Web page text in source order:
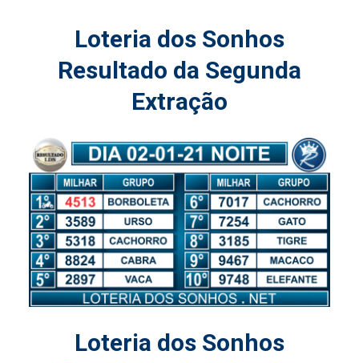
Loteria dos Sonhos
Resultado da Segunda
Extração
Loteria dos Sonhos